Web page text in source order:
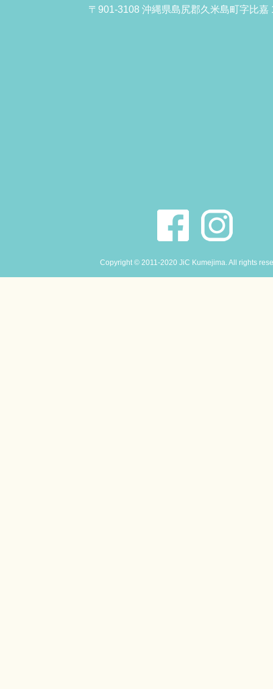
〒901-3108 沖縄県島尻郡久米島町字比嘉
Copyright © 2011-2020 JiC Kumejima. All rights